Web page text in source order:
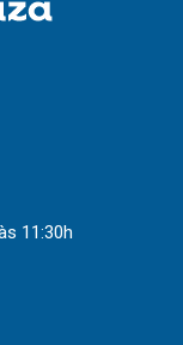
11:30h